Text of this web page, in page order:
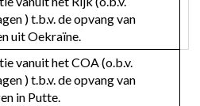
) t.b.v. de opvang van
uit Oekraïne.
vanuit het COA (o.b.v.
) t.b.v. de opvang van
in Putte.